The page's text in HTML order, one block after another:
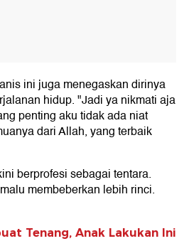
ini juga menegaskan dirinya
hidup. "Jadi ya nikmati aja
penting aku tidak ada niat
dari Allah, yang terbaik
berprofesi sebagai tentara.
membeberkan lebih rinci.
Tenang, Anak Lakukan Ini